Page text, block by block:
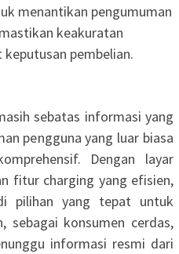
menantikan pengumuman
keakuratan
pembelian.
sebatas informasi yang
pengguna yang luar biasa
Dengan layar
fitur charging yang efisien,
pilihan yang tepat untuk
sebagai konsumen cerdas,
informasi resmi dari